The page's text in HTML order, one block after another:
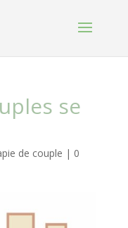
se
de couple | 0